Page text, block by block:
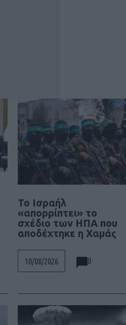
Το Ισραήλ
«απορρίπτει» το
σχέδιο των ΗΠΑ που
αποδέχτηκε η Χαμάς
10/08/2026 0